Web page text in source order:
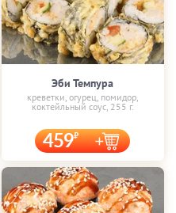
Эби Темпура
креветки, огурец, помидор,
коктейльный соус, 255 г.
459